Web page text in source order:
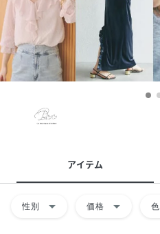
アイテム
性別 arrow_drop_down 価格 arrow_drop_down 色